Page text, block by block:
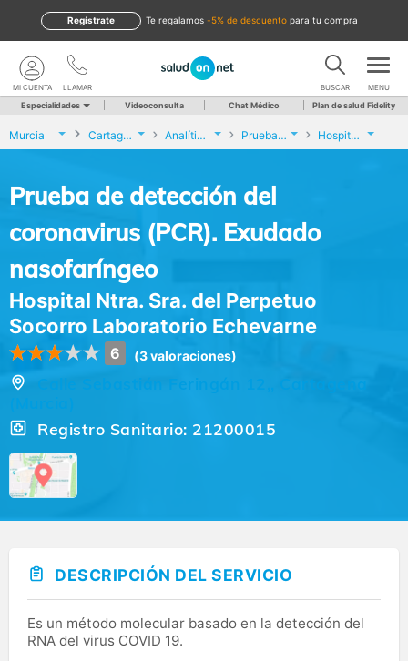
te regalamos -5% de descuento para tu compra
Regístrate
LLAMAR
MI CUENTA BUSCAR MENU
Especialidades Videoconsulta Chat Médico Plan de salud Fidelity
Murcia Cartagena Analíticas y Genética Prueba de detección del coronavirus (PCR). Exudado nasofaríngeo Hospital Ntra. Sra. del Perpetuo Socorro Laboratorio Echevarne
Prueba de detección del
coronavirus (PCR). Exudado
nasofaríngeo
Hospital Ntra. Sra. del Perpetuo
Socorro Laboratorio Echevarne
6 (3 valoraciones)
Registro Sanitario: 21200015
DESCRIPCIÓN DEL SERVICIO
Es un método molecular basado en la detección del
RNA del virus COVID 19.